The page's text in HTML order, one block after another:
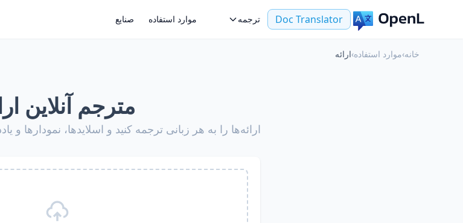
Doc Translator ترجمه موارد استفاده صنایع
خانه›موارد استفاده›ارائه
مترجم آنلاین
ارائه‌ها را به هر زبانی ترجمه کنید و اسلایدها، نمودارها